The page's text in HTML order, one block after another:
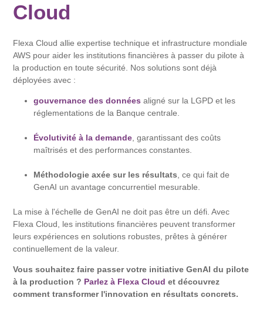
Cloud
Flexa Cloud allie expertise technique et infrastructure mondiale
AWS pour aider les institutions financières à passer du pilote à
la production en toute sécurité. Nos solutions sont déjà
déployées avec :
gouvernance des données aligné sur la LGPD et les
réglementations de la Banque centrale.
Évolutivité à la demande , garantissant des coûts
maîtrisés et des performances constantes.
Méthodologie axée sur les résultats , ce qui fait de
GenAI un avantage concurrentiel mesurable.
La mise à l'échelle de GenAI ne doit pas être un défi. Avec
Flexa Cloud, les institutions financières peuvent transformer
leurs expériences en solutions robustes, prêtes à générer
continuellement de la valeur.
Vous souhaitez faire passer votre initiative GenAI du pilote
à la production ? Parlez à Flexa Cloud et découvrez
comment transformer l'innovation en résultats concrets.